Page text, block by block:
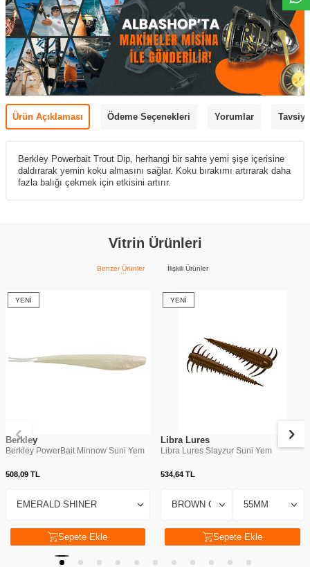
Ürün Açıklaması Ödeme Seçenekleri Yorumlar
Berkley Powerbait Trout Dip, herhangi bir sahte yemi şişe içerisine
daldırarak yemin koku almasını sağlar. Koku bırakımı artırarak daha
fazla balığı çekmek için etkisini artırır.
Vitrin Ürünleri
Benzer Ürünler İlişkili Ürünler
YENI
Berkley
Berkley PowerBait Minnow Suni Yem
508,09 TL
Sepete Ekle
YENI
Libra Lures
Libra Lures Slayzur Suni Yem
534,64TL
Sepete Ekle